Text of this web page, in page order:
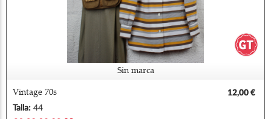
Sin marca
Vintage 70s
12,00 €
Talla: 44